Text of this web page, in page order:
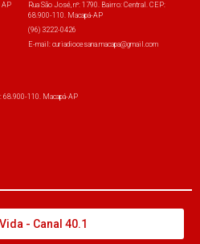
AP
Rua São José, nº: 1790. Bairro: Central. CEP:
68.900-110. Macapá-AP
(96) 3222-0426
E-mail: curiadiocesana.macapa@gmail.com
68.900-110. Macapá-AP
- Canal 40.1